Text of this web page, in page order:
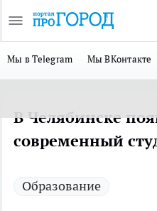
Мы в Telegram Мы ВКонтакте
В Челябинске
современный
Образование